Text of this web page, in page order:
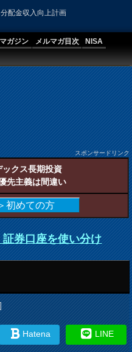
配金収入向上計画
ガジン メルマガ目次
NISA
スポンサードリンク
ックス長期投資
先主義は間違い
初めての方
券口座を使い分け
]
Hatena LINE